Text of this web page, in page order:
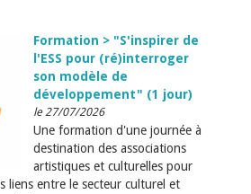
Formation > "S'inspirer de
l'ESS pour (ré)interroger
son modèle de
développement" (1 jour)
le 27/07/2026
Une formation d'une journée à
destination des associations
artistiques et culturelles pour
liens entre le secteur culturel et